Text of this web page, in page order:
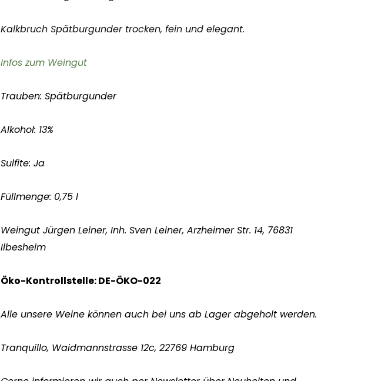
Kalkbruch Spätburgunder trocken, fein und elegant.
Infos zum Weingut
Trauben: Spätburgunder
Alkohol: 13%
Sulfite: Ja
Füllmenge: 0,75 l
Weingut Jürgen Leiner, Inh. Sven Leiner, Arzheimer Str. 14, 76831
Ilbesheim
Öko-Kontrollstelle: DE-ÖKO-022
Alle unsere Weine können auch bei uns ab Lager abgeholt werden.
Tranquillo, Waidmannstrasse 12c, 22769 Hamburg